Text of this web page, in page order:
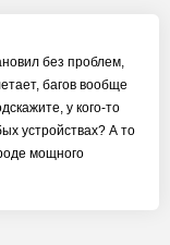
без проблем,
багов вообще
у кого-то
устройствах? А то
мощного